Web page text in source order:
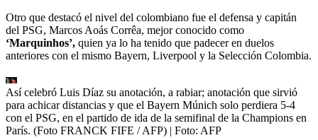
Otro que destacó el nivel del colombiano fue el defensa y capitán
del PSG, Marcos Aoás Corrêa, mejor conocido como
‘Marquinhos’, quien ya lo ha tenido que padecer en duelos
anteriores con el mismo Bayern, Liverpool y la Selección Colombia.
Así celebró Luis Díaz su anotación, a rabiar; anotación que sirvió
para achicar distancias y que el Bayern Múnich solo perdiera 5-4
con el PSG, en el partido de ida de la semifinal de la Champions en
París. (Foto FRANCK FIFE / AFP) | Foto: AFP